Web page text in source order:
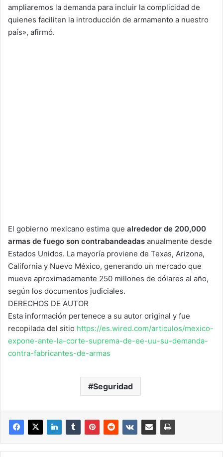
ampliaremos la demanda para incluir la complicidad de
quienes faciliten la introducción de armamento a nuestro
país», afirmó.
El gobierno mexicano estima que alrededor de 200,000
armas de fuego son contrabandeadas anualmente desde
Estados Unidos. La mayoría proviene de Texas, Arizona,
California y Nuevo México, generando un mercado que
mueve aproximadamente 250 millones de dólares al año,
según los documentos judiciales.
DERECHOS DE AUTOR
Esta información pertenece a su autor original y fue
recopilada del sitio https://es.wired.com/articulos/mexico-
expone-ante-la-corte-suprema-de-ee-uu-su-demanda-
contra-fabricantes-de-armas
Seguridad